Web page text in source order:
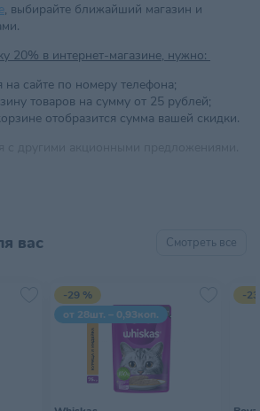
, выбирайте ближайший магазин и
20% в интернет-магазине, нужно:
на сайте по номеру телефона;
товаров на сумму от 25 рублей;
отобразится сумма вашей скидки.
вас Смотреть все
-29 %
от 28шт. – 0,93коп.
-